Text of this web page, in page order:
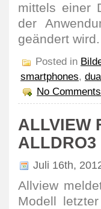
mittels einer
der
geändert wird.
Posted in
smartphones,
No
ALLVIEW
ALLDRO3
Juli 16th,
Allview
Modell